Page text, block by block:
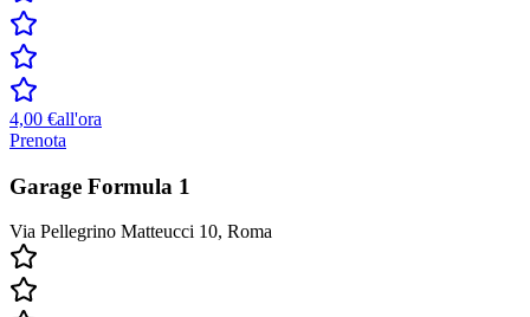
4,00 €all'ora
Prenota
Garage Formula 1
Via Pellegrino Matteucci 10, Roma